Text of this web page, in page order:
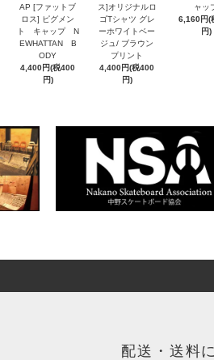
AP [ファットブ
ロス] ピグメン
ト キャップ N
EWHATTAN B
ODY
4,400円(税400
円)
ス]オリジナルロ
ゴTシャツ グレ
ーホワイトベー
ジュ/ ブラウン
プリント
4,400円(税400
円)
ャッ
6,160円(
円)
配送・送料